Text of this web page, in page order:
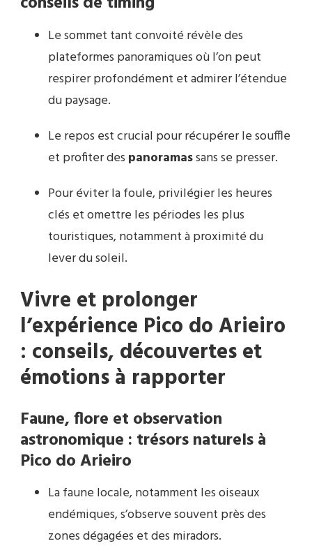
Le sommet tant convoité révèle des
plateformes panoramiques où l’on peut
respirer profondément et admirer l’étendue
du paysage.
Le repos est crucial pour récupérer le souffle
et profiter des panoramassans se presser.
Pour éviter la foule, privilégier les heures
clés et omettre les périodes les plus
touristiques, notamment à proximité du
lever du soleil.
Vivre et prolonger
l’expérience Pico do Arieiro
: conseils, découvertes et
émotions à rapporter
Faune, flore et observation
astronomique : trésors naturels à
Pico do Arieiro
La faune locale, notamment les oiseaux
endémiques, s’observe souvent près des
zones dégagées et des miradors.